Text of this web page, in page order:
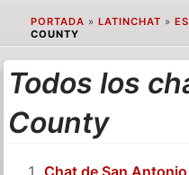
PORTADA » LATINCHAT »
COUNTY
Todos los
County